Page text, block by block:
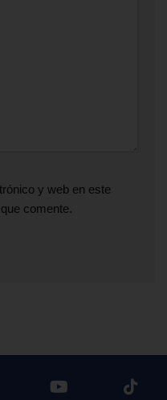
y web en este
comente.